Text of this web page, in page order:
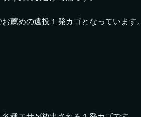
薦めの遠投１発カゴとなっています。